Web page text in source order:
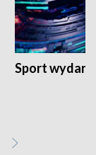
Sport